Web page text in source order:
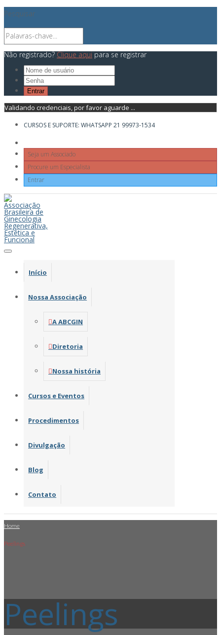
Pesquisar
Não registrado?Clique aquipara se registrar
Validando credenciais, por favor aguarde ...
CURSOS E SUPORTE: WHATSAPP 21 99973-1534
Seja um Associado
Procure um Especialista
Entrar
Início
Nossa Associação
A ABCGIN
Diretoria
Nossa história
Cursos e Eventos
Procedimentos
Divulgação
Blog
Contato
Home
Peelings
Peelings